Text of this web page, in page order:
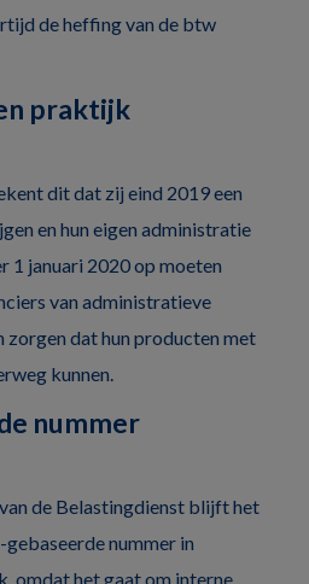
de heffing van de btw
praktijk
dit dat zij eind 2019 een
en hun eigen administratie
1 januari 2020 op moeten
van administratieve
dat hun producten met
kunnen.
nummer
de Belastingdienst blijft het
nummer in
omdat het gaat om interne